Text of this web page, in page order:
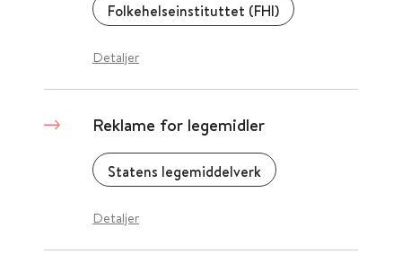
Folkehelseinstituttet (FHI)
Detaljer
Reklame for legemidler
Statens legemiddelverk
Detaljer